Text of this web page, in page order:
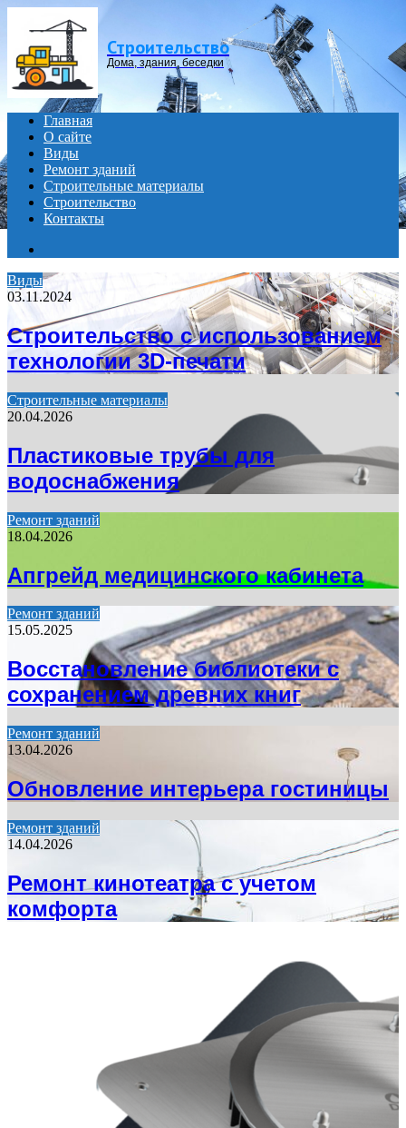
Строительство
Дома, здания, беседки
Главная
О сайте
Виды
Ремонт зданий
Строительные материалы
Строительство
Контакты
Виды
03.11.2024
Строительство с использованием
технологии 3D-печати
Строительные материалы
20.04.2026
Пластиковые трубы для
водоснабжения
Ремонт зданий
18.04.2026
Апгрейд медицинского кабинета
Ремонт зданий
15.05.2025
Восстановление библиотеки с
сохранением древних книг
Ремонт зданий
13.04.2026
Обновление интерьера гостиницы
Ремонт зданий
14.04.2026
Ремонт кинотеатра с учетом
комфорта